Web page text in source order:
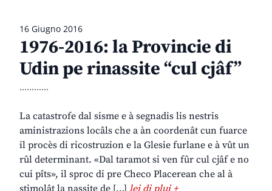
16 Giugno 2016
1976-2016: la Provincie di
Udin pe rinassite “cul cjâf”
............
La catastrofe dal sisme e à segnadis lis nestris
aministrazions locâls che a àn coordenât cun fuarce
il procès di ricostruzion e la Glesie furlane e à vût un
rûl determinant. «Dal taramot si ven fûr cul cjâf e no
cui pîts», il sproc di pre Checo Placerean che al à